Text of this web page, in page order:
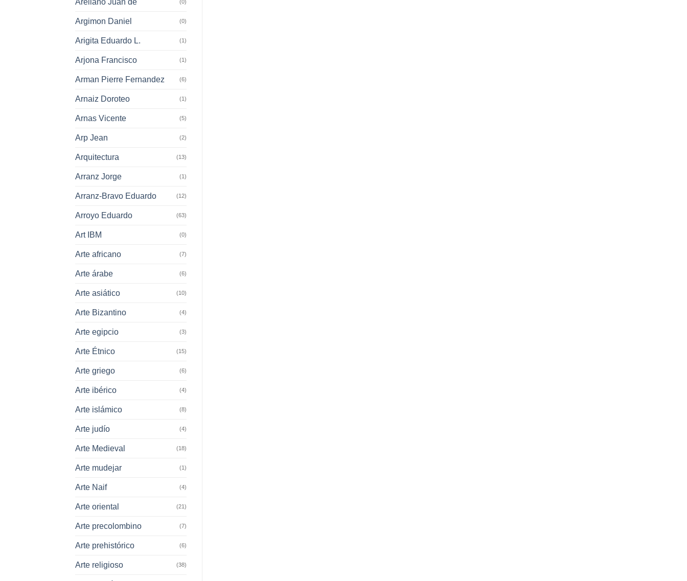
(0)
Argimon Daniel (0)
Arigita Eduardo L. (1)
Arjona Francisco (1)
Arman Pierre Fernandez (6)
Arnaiz Doroteo (1)
Arnas Vicente (5)
Arp Jean (2)
Arquitectura (13)
Arranz Jorge (1)
Arranz-Bravo Eduardo (12)
Arroyo Eduardo (63)
Art IBM (0)
Arte africano (7)
Arte árabe (6)
Arte asiático (10)
Arte Bizantino (4)
Arte egipcio (3)
Arte Étnico (15)
Arte griego (6)
Arte ibérico (4)
Arte islámico (8)
Arte judío (4)
Arte Medieval (18)
Arte mudejar (1)
Arte Naif (4)
Arte oriental (21)
Arte precolombino (7)
Arte prehistórico (6)
Arte religioso (38)